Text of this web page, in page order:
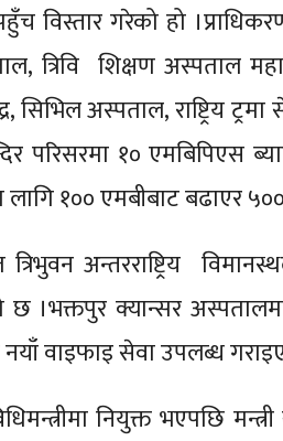
विस्तार गरेको हो
त्रिवि शिक्षण अस्पताल
सिभिल अस्पताल, राष्ट्रिय
परिसरमा १० एमबिपिएस
लागि १०० एमबीबाट बढाएर
अन्तरराष्ट्रिय
छ ।भक्तपुर क्यान्सर
वाइफाइ सेवा उपलब्ध
नियुक्त भएपछि